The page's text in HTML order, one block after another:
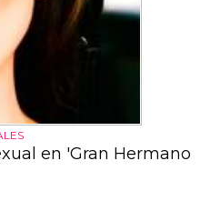
en 'Gran Hermano